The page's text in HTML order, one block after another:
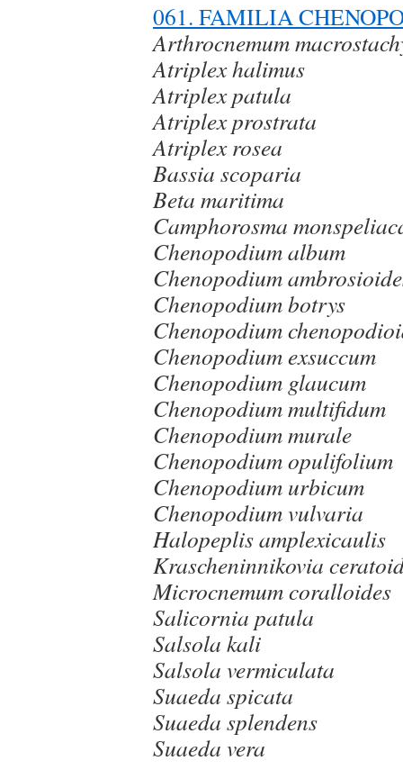
061. FAMILIA
Arthrocnemum
Atriplex halimus
Atriplex patula
Atriplex prostrata
Atriplex rosea
Bassia scoparia
Beta maritima
Camphorosma
Chenopodium album
Chenopodium
Chenopodium botrys
Chenopodium
Chenopodium exsuccum
Chenopodium glaucum
Chenopodium multifidum
Chenopodium murale
Chenopodium opulifolium
Chenopodium urbicum
Chenopodium vulvaria
Halopeplis amplexicaulis
Krascheninnikovia
Microcnemum coralloides
Salicornia patula
Salsola kali
Salsola vermiculata
Suaeda spicata
Suaeda splendens
Suaeda vera